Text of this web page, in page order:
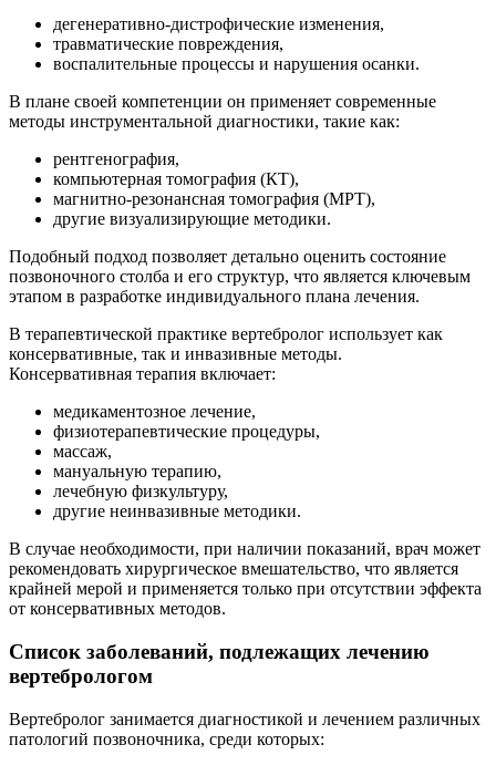
дегенеративно-дистрофические изменения,
травматические повреждения,
воспалительные процессы и нарушения осанки.
В плане своей компетенции он применяет современные
методы инструментальной диагностики, такие как:
рентгенография,
компьютерная томография (КТ),
магнитно-резонансная томография (МРТ),
другие визуализирующие методики.
Подобный подход позволяет детально оценить состояние
позвоночного столба и его структур, что является ключевым
этапом в разработке индивидуального плана лечения.
В терапевтической практике вертебролог использует как
консервативные, так и инвазивные методы.
Консервативная терапия включает:
медикаментозное лечение,
физиотерапевтические процедуры,
массаж,
мануальную терапию,
лечебную физкультуру,
другие неинвазивные методики.
В случае необходимости, при наличии показаний, врач может
рекомендовать хирургическое вмешательство, что является
крайней мерой и применяется только при отсутствии эффекта
от консервативных методов.
Список заболеваний, подлежащих лечению
вертебрологом
Вертебролог занимается диагностикой и лечением различных
патологий позвоночника, среди которых: